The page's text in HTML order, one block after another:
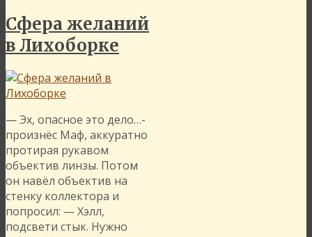
Сфера желаний
в Лихоборке
— Эх, опасное это дело…-
произнёс Маф, аккуратно
протирая рукавом
объектив линзы. Потом
он навёл объектив на
стенку коллектора и
попросил: — Хэлл,
подсвети стык. Нужно